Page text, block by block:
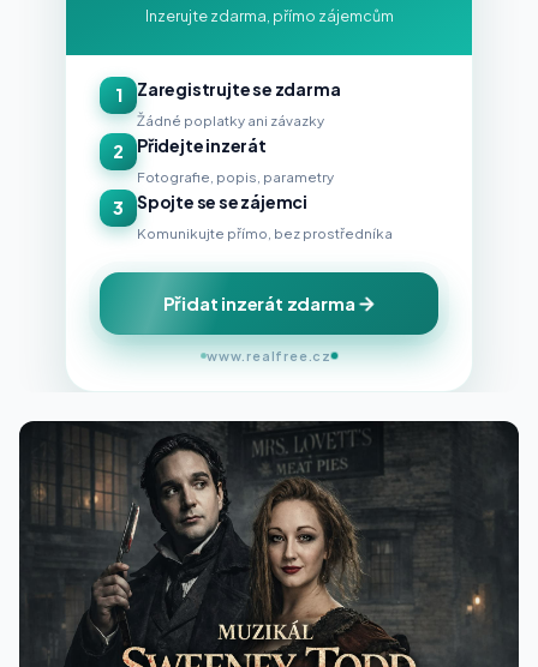
Inzerujte zdarma, přímo zájemcům
1 Zaregistrujte se zdarma
Žádné poplatky ani závazky
2 Přidejte inzerát
Fotografie, popis, parametry
3 Spojte se se zájemci
Komunikujte přímo, bez prostředníka
Přidat inzerát zdarma
www.realfree.cz